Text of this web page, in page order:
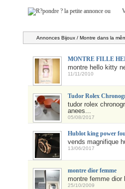
ou
Annonces Bijoux / Montre dans la
MONTRE FILLE
montre hello kitty
11/11/2010
Tudor Rolex
tudor rolex
anees...
05/08/2017
Hublot king power
vends magnifique
13/06/2017
montre dior femme
montre femme dior
25/10/2009